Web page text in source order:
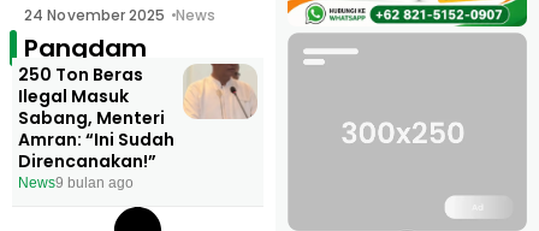
24 November 2025 News
Pangdam
250 Ton Beras
Ilegal Masuk
Sabang, Menteri
Amran: “Ini Sudah
Direncanakan!”
News9 bulan ago